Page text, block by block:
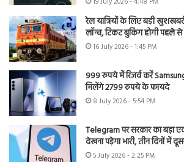
रेल यात्रियों के लिए बड़ी
लॉन्च, टिकट बुकिंग होगी पहले
16 July 2026 - 1:45 PM
999 रुपये में रिजर्व करें
मिलेंगे 2799 रुपये के फायदे
8 July 2026 - 5:54 PM
Telegram पर सरकार का बड़ा
देखना पड़ेगा भारी, तीन दिनों में
5 July 2026 - 2:25 PM